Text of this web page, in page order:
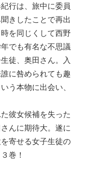
行は、旅中に委員
きしたことで再出
を同じくして西野
でも有名な不思議
徒、奥田さん。入
に咎められても趣
う本物に出会い、
彼女候補を失った
んに期待大。遂に
寄せる女子生徒の
巻！